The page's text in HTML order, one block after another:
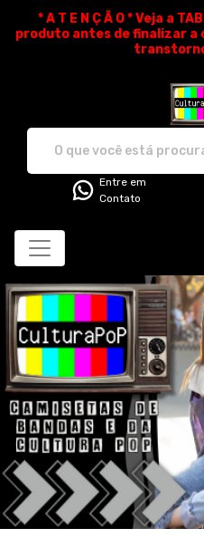
* A T E N Ç Ã O * Veja a
produto antes de finalizar a
Entre em
Contato